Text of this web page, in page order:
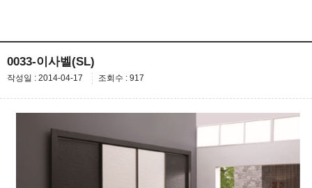
0033-이사벨(SL)
작성일 : 2014-04-17 조회수 : 917